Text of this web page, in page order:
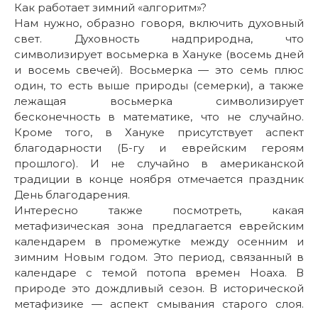
Как работает зимний «алгоритм»?
Нам нужно, образно говоря, включить духовный
свет. Духовность надприродна, что
символизирует восьмерка в Хануке (восемь дней
и восемь свечей). Восьмерка — это семь плюс
один, то есть выше природы (семерки), а также
лежащая восьмерка символизирует
бесконечность в математике, что не случайно.
Кроме того, в Хануке присутствует аспект
благодарности (Б-гу и еврейским героям
прошлого). И не случайно в американской
традиции в конце ноября отмечается праздник
День благодарения.
Интересно также посмотреть, какая
метафизическая зона предлагается еврейским
календарем в промежутке между осенним и
зимним Новым годом. Это период, связанный в
календаре с темой потопа времен Ноаха. В
природе это дождливый сезон. В исторической
метафизике — аспект смывания старого слоя.